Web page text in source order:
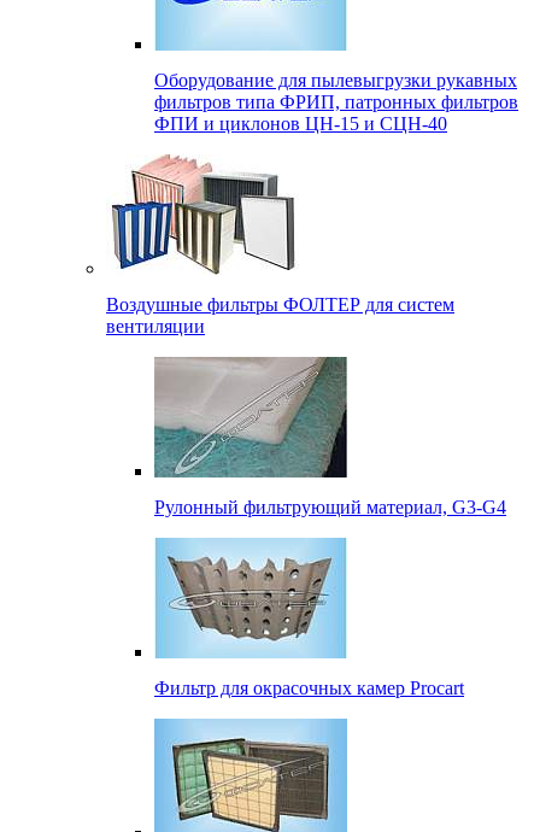
Оборудование для пылевыгрузки рукавных
фильтров типа ФРИП, патронных фильтров
ФПИ и циклонов ЦН-15 и СЦН-40
Воздушные фильтры ФОЛТЕР для систем
вентиляции
Рулонный фильтрующий материал, G3-G4
Фильтр для окрасочных камер Procart